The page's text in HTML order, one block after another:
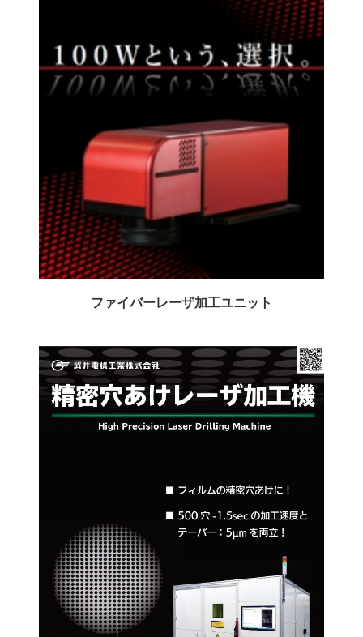
ファイバーレーザ加工ユニット